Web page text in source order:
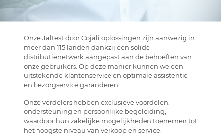
Onze Jaltest door Cojali oplossingen zijn aanwezig in
meer dan 115 landen dankzij een solide
distributienetwerk aangepast aan de behoeften van
onze gebruikers. Op deze manier kunnen we een
uitstekende klantenservice en optimale assistentie
en bezorgservice garanderen.
Onze verdelers hebben exclusieve voordelen,
ondersteuning en persoonlijke begeleiding,
waardoor hun zakelijke mogelijkheden toenemen tot
het hoogste niveau van verkoop en service.